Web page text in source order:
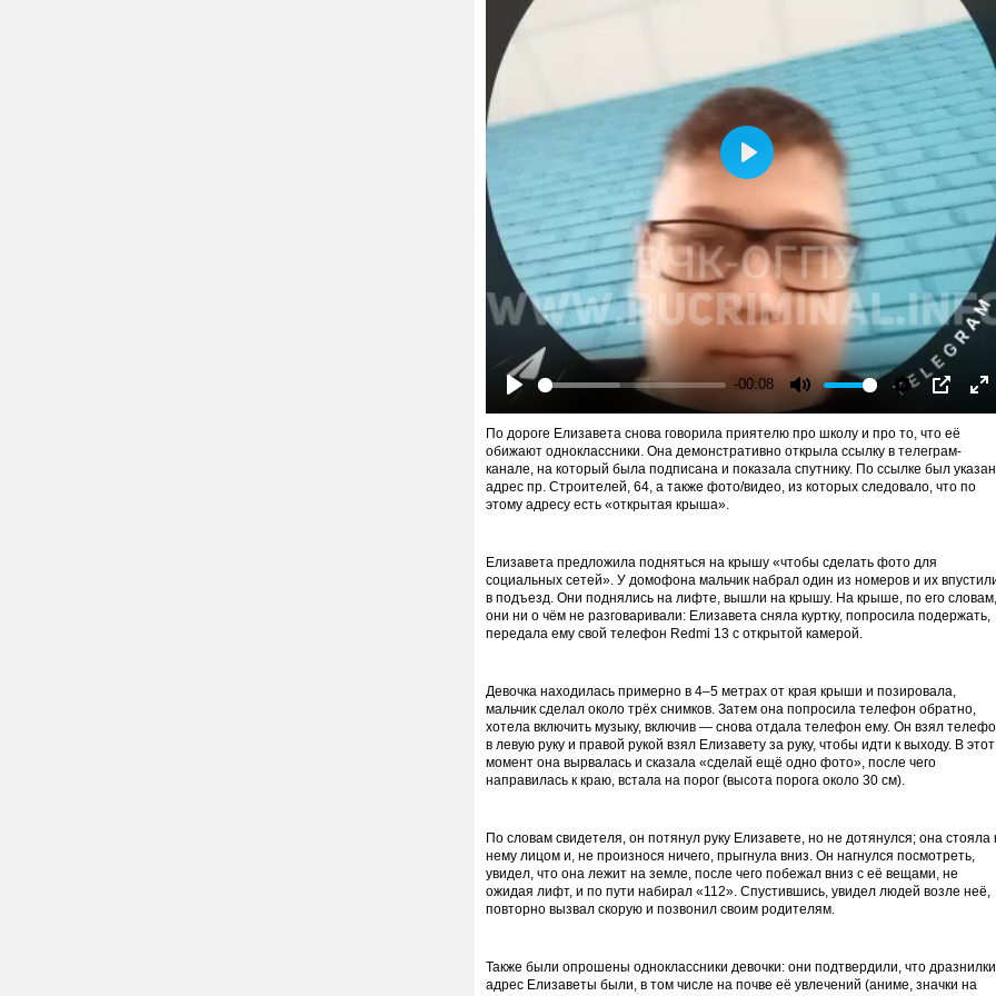
-00:08
Mute
Play
По дороге Елизавета снова говорила приятелю про школу и про то, что её
обижают одноклассники. Она демонстративно открыла ссылку в телеграм-
канале, на который была подписана и показала спутнику. По ссылке был указан
адрес пр. Строителей, 64, а также фото/видео, из которых следовало, что по
этому адресу есть «открытая крыша».
Елизавета предложила подняться на крышу «чтобы сделать фото для
социальных сетей». У домофона мальчик набрал один из номеров и их
в подъезд. Они поднялись на лифте, вышли на крышу. На крыше, по его словам,
они ни о чём не разговаривали: Елизавета сняла куртку, попросила подержать,
передала ему свой телефон Redmi 13 с открытой камерой.
Девочка находилась примерно в 4–5 метрах от края крыши и позировала,
мальчик сделал около трёх снимков. Затем она попросила телефон обратно,
хотела включить музыку, включив — снова отдала телефон ему. Он взял
в левую руку и правой рукой взял Елизавету за руку, чтобы идти к выходу. В этот
момент она вырвалась и сказала «сделай ещё одно фото», после чего
направилась к краю, встала на порог (высота порога около 30 см).
По словам свидетеля, он потянул руку Елизавете, но не дотянулся; она стояла
нему лицом и, не произнося ничего, прыгнула вниз. Он нагнулся посмотреть,
увидел, что она лежит на земле, после чего побежал вниз с её вещами, не
ожидая лифт, и по пути набирал «112». Спустившись, увидел людей возле неё,
повторно вызвал скорую и позвонил своим родителям.
Также были опрошены одноклассники девочки: они подтвердили, что
адрес Елизаветы были, в том числе на почве её увлечений (аниме, значки на